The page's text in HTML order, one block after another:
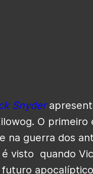
Snyder
O
na guerra dos
é visto quando
apocalíptico